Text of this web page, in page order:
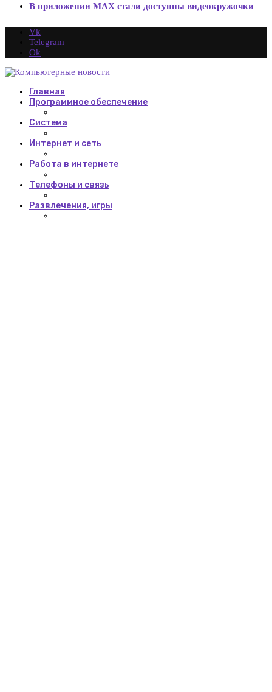
В приложении MAX стали доступны видеокружочки
Vk
Telegram
Ok
Главная
Программное обеспечение
Система
Интернет и сеть
Работа в интернете
Телефоны и связь
Развлечения, игры